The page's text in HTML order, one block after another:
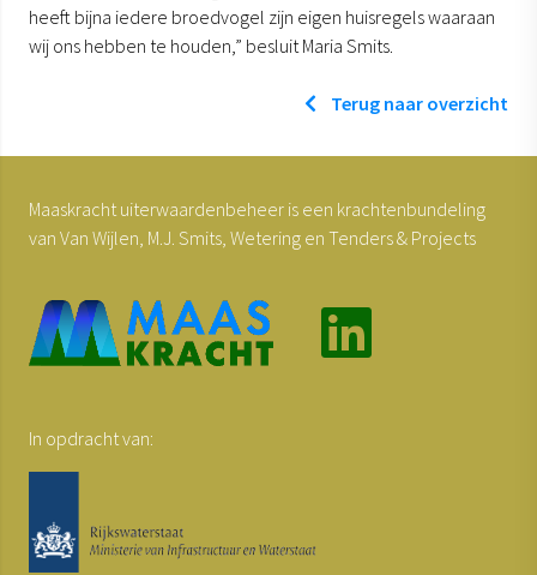
heeft bijna iedere broedvogel zijn eigen huisregels waaraan
wij ons hebben te houden,” besluit Maria Smits.
Terug naar overzicht
Maaskracht uiterwaardenbeheer is een krachtenbundeling
van Van Wijlen, M.J. Smits, Wetering en Tenders & Projects
In opdracht van: